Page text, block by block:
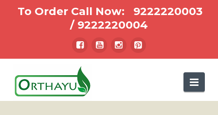
To Order Call Now: 9222220003
/ 9222220004